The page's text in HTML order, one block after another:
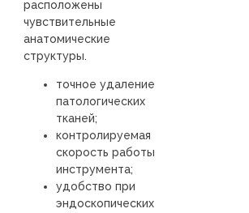
расположены
чувствительные
анатомические
структуры.
точное удаление
патологических
тканей;
контролируемая
скорость работы
инструмента;
удобство при
эндоскопических